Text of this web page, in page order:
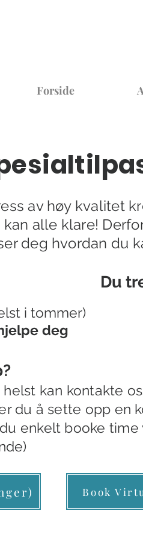
Forside
av høy kvalitet
alle klare!
deg hvordan du
Du
i tommer)
deg
helst kan kontakte
du å sette opp en
enkelt booke
Book